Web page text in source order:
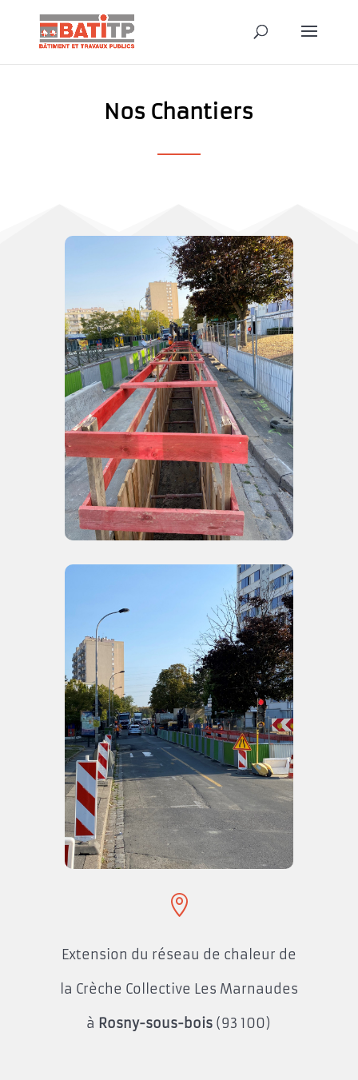
Nos Chantiers

Extension du réseau de chaleur de
la Crèche Collective Les Marnaudes
à Rosny-sous-bois (93 100)